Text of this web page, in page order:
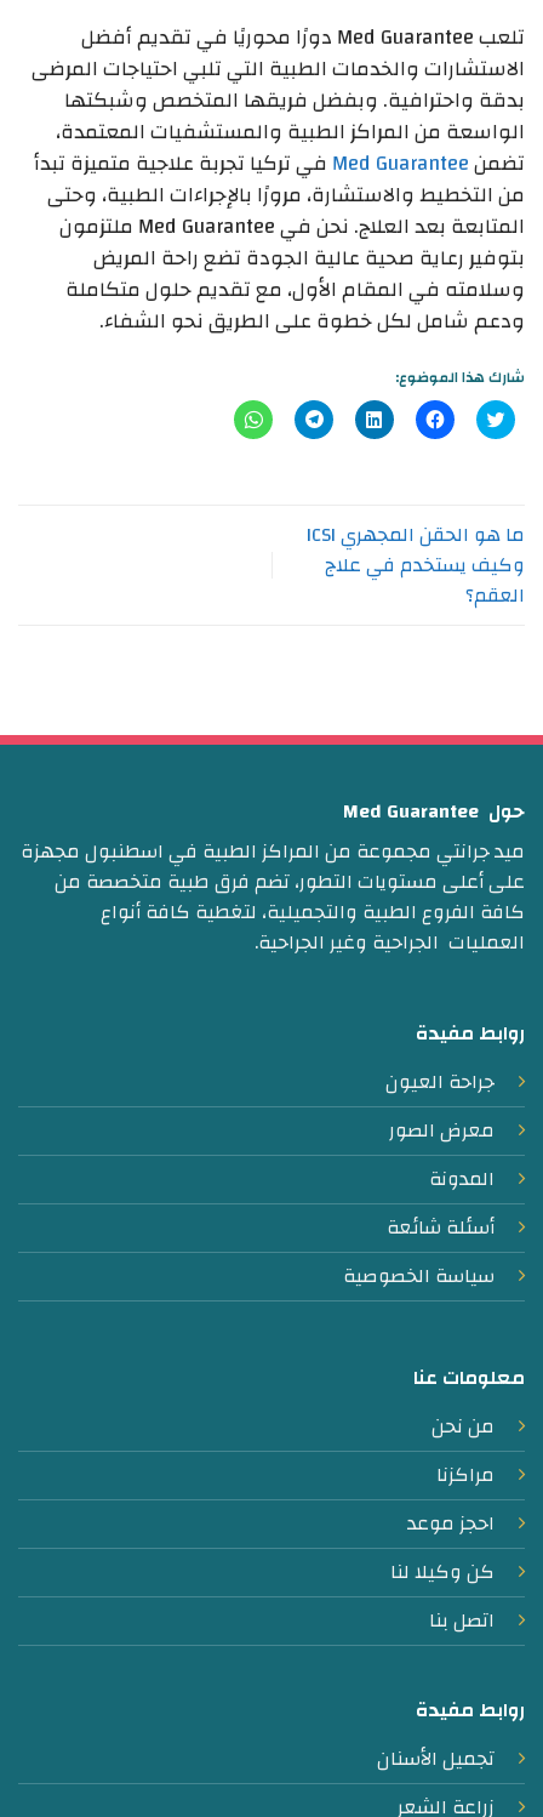
تلعب Med Guarantee دورًا محوريًا في تقديم أفضل
الاستشارات والخدمات الطبية التي تلبي احتياجات المرضى
بدقة واحترافية. وبفضل فريقها المتخصص وشبكتها
الواسعة من المراكز الطبية والمستشفيات المعتمدة،
تضمنMed Guarantee في تركيا تجربة علاجية متميزة تبدأ
من التخطيط والاستشارة، مرورًا بالإجراءات الطبية، وحتى
المتابعة بعد العلاج. نحن في Med Guarantee ملتزمون
بتوفير رعاية صحية عالية الجودة تضع راحة المريض
وسلامته في المقام الأول، مع تقديم حلول متكاملة
ودعم شامل لكل خطوة على الطريق نحو الشفاء.
شارك هذا الموضوع:
اضغط
للمشاركة
جديدة)
انقر
للمشاركة
جديدة)
اضغط
لتشارك
جديدة)
انقر
للمشاركة
انقر
للمشاركة
ما هو الحقن المجهري ICSI
وكيف يستخدم في علاج
العقم؟
حول Med Guarantee
ميد جرانتي مجموعة من المراكز الطبية في اسطنبول مجهزة
على أعلى مستويات التطور، تضم فرق طبية متخصصة من
كافة الفروع الطبية والتجميلية، لتغطية كافة أنواع
العمليات الجراحية وغير الجراحية.
معلومات عنا
من نحن
مراكزنا
احجز موعد
كن وكيلا لنا
اتصل بنا
روابط مفيدة
تجميل الأسنان
زراعة الشعر
روابط مفيدة
جراحة العيون
معرض الصور
المدونة
أسئلة شائعة
سياسة الخصوصية